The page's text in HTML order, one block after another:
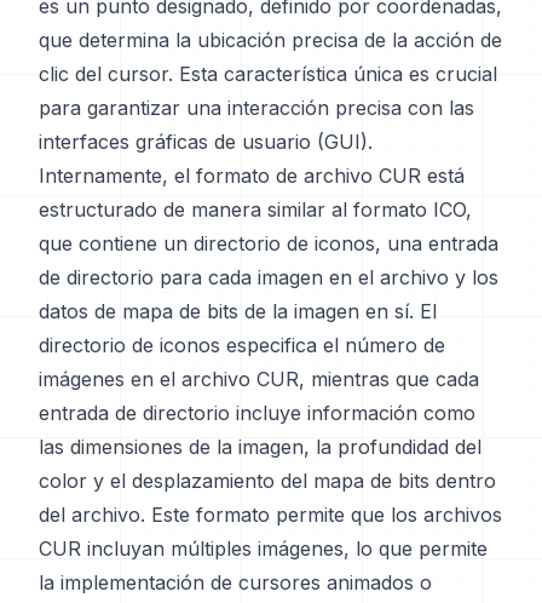
es un punto designado, definido por coordenadas,
que determina la ubicación precisa de la acción de
clic del cursor. Esta característica única es crucial
para garantizar una interacción precisa con las
interfaces gráficas de usuario (GUI).
Internamente, el formato de archivo CUR está
estructurado de manera similar al formato ICO,
que contiene un directorio de iconos, una entrada
de directorio para cada imagen en el archivo y los
datos de mapa de bits de la imagen en sí. El
directorio de iconos especifica el número de
imágenes en el archivo CUR, mientras que cada
entrada de directorio incluye información como
las dimensiones de la imagen, la profundidad del
color y el desplazamiento del mapa de bits dentro
del archivo. Este formato permite que los archivos
CUR incluyan múltiples imágenes, lo que permite
la implementación de cursores animados o